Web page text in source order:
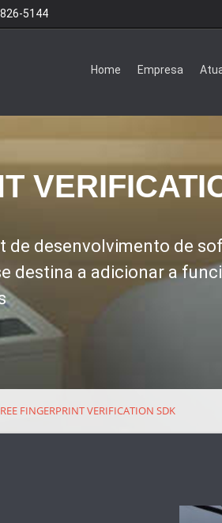
5144
Home Empresa
de desenvolvimento de
destina a adicionar a
FINGERPRINT VERIFICATION SDK